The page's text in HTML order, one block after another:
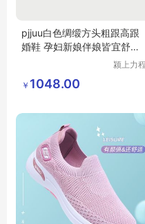
pjjuu白色绸缎方头粗跟高跟
婚鞋 孕妇新娘伴娘皆宜舒适
颍上力程
￥ 1048.00